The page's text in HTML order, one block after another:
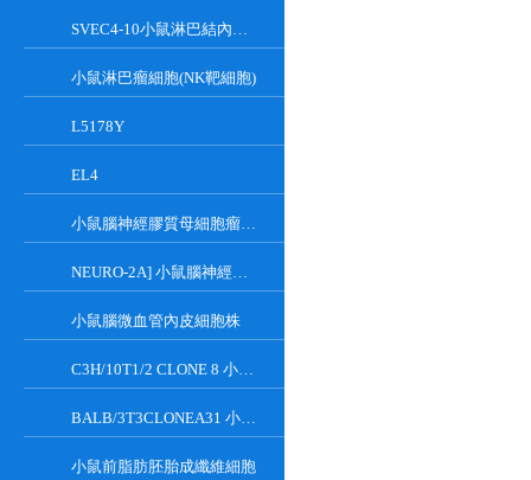
SVEC4-10小鼠淋巴結內皮細胞
小鼠淋巴瘤細胞(NK靶細胞)
L5178Y
EL4
小鼠腦神經膠質母細胞瘤瘤株
NEURO-2A] 小鼠腦神經瘤細胞
小鼠腦微血管內皮細胞株
C3H/10T1/2 CLONE 8 小鼠胚胎成纖維細胞系
BALB/3T3CLONEA31 小鼠胚胎成纖維細胞
小鼠前脂肪胚胎成纖維細胞